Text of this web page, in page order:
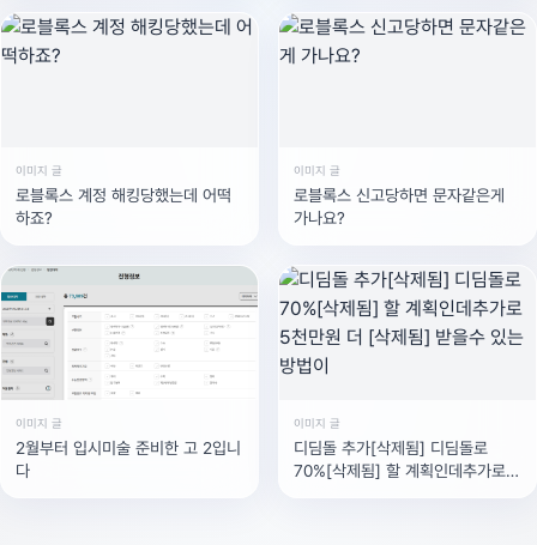
이번에 지텔프 공부를 하고있는데
레벨 2
이미지 글
로블록스 계정 해킹당했는데 어떡
하죠?
이미지 글
로블록스 신고당하면 문자같은게
가나요?
이미지 글
2월부터 입시미술 준비한 고 2입니
다
이미지 글
디딤돌 추가[삭제됨] 디딤돌로
70%[삭제됨] 할 계획인데추가로 5